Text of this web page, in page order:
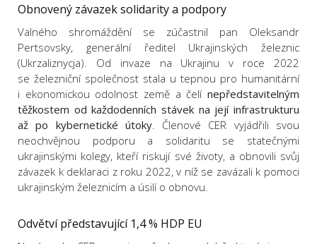
Obnovený závazek solidarity a podpory
Valného shromáždění se zúčastnil pan Oleksandr
Pertsovsky, generální ředitel Ukrajinských železnic
(Ukrzaliznycja). Od invaze na Ukrajinu v roce 2022
se železniční společnost stala u tepnou pro humanitární
i ekonomickou odolnost země a čelí nepředstavitelným
těžkostem od každodenních stávek na její infrastrukturu
až po kybernetické útoky. Členové CER vyjádřili svou
neochvějnou podporu a solidaritu se statečnými
ukrajinskými kolegy, kteří riskují své životy, a obnovili svůj
závazek k deklaraci z roku 2022, v níž se zavázali k pomoci
ukrajinským železnicím a úsilí o obnovu.
Odvětví představující 1,4 % HDP EU